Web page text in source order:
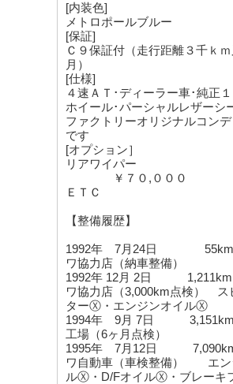
[内装色]
メトロポールブルー
[保証]
Ｃ９保証付（走行距離３千ｋ
月）
[仕様]
４速ＡＴ･ディーラー車･純正
ホイール･パーシャルレザーシ
ファクトリーオリジナルコン
です
[オプション］
リアワイ
￥７０,０００
ＥＴＣ
【整備履歴】
1992年 7月24日
ワ協力店（納車整備）
1992年 12月 2日
ワ協力店（3,000km点検） ス
ターⓍ・エンジンオイルⓍ
1994年 9月 7日
工場（6ヶ月点検）
1995年 7月12日
ワ自動車（車検整備） エン
ルⓍ・D/FオイルⓍ・ブレーキ